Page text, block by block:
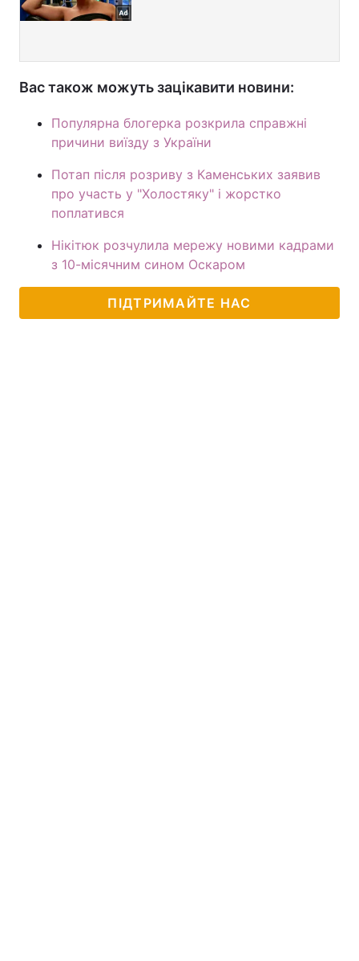
Вас також можуть зацікавити новини:
Популярна блогерка розкрила справжні
причини виїзду з України
Потап після розриву з Каменських заявив
про участь у "Холостяку" і жорстко
поплатився
Нікітюк розчулила мережу новими кадрами
з 10-місячним сином Оскаром
ПІДТРИМАЙТЕ НАС